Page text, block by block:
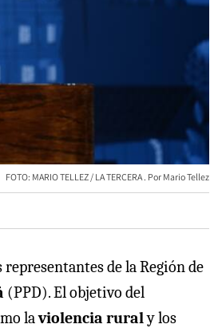
FOTO: MARIO TELLEZ / LA TERCERA Mario Tellez
representantes de la Región de
(PPD). El objetivo del
laviolencia ruraly los